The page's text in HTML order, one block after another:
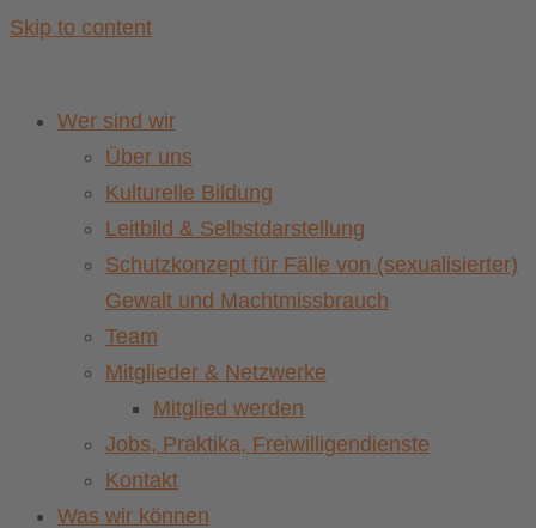
Skip to content
Wer sind wir
Über uns
Kulturelle Bildung
Leitbild & Selbstdarstellung
Schutzkonzept für Fälle von (sexualisierter)
Gewalt und Machtmissbrauch
Team
Mitglieder & Netzwerke
Mitglied werden
Jobs, Praktika, Freiwilligendienste
Kontakt
Was wir können